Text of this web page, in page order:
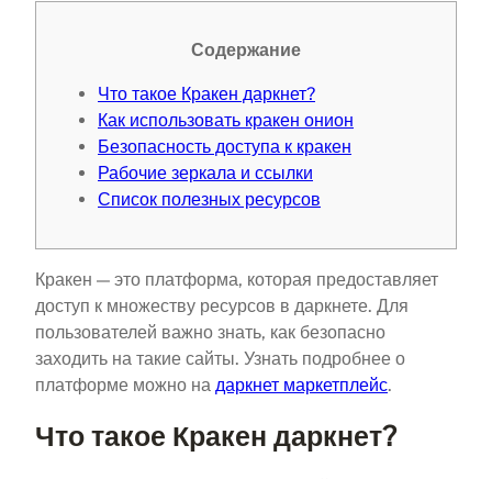
Содержание
Что такое Кракен даркнет?
Как использовать кракен онион
Безопасность доступа к кракен
Рабочие зеркала и ссылки
Список полезных ресурсов
Кракен — это платформа, которая предоставляет
доступ к множеству ресурсов в даркнете. Для
пользователей важно знать, как безопасно
заходить на такие сайты. Узнать подробнее о
платформе можно на даркнет маркетплейс.
Что такое Кракен даркнет?